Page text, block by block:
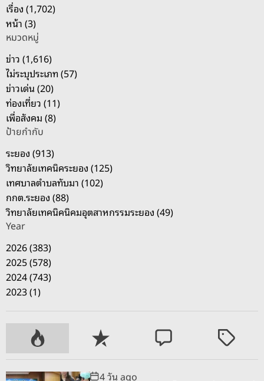
สำ
ห
รั
บ
:
เรื่อง (1,702)
หน้า (3)
หมวดหมู่
ข่าว (1,616)
ไม่ระบุประเภท (57)
ข่าวเด่น (20)
ท่องเที่ยว (11)
เพื่อสังคม (8)
ป้ายกำกับ
ระยอง (913)
วิทยาลัยเทคนิคระยอง (125)
เทศบาลตำบลทับมา (102)
กกต.ระยอง (88)
วิทยาลัยเทคนิคนิคมอุตสาหกรรมระยอง (49)
Year
2026 (383)
2025 (578)
2024 (743)
2023 (1)
P
o
R
e
C
o
T
4 วัน ago